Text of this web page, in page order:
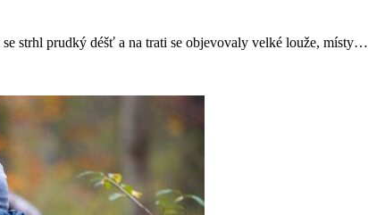
strhl prudký déšť a na trati se objevovaly velké louže, místy…